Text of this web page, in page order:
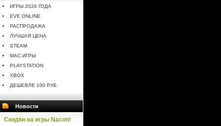
ИГРЫ 2026 ГОДА
EVE ONLINE
РАСПРОДАЖА
ЛУЧШАЯ ЦЕНА
STEAM
MAC ИГРЫ
PLAYSTATION
XBOX
ДЕШЕВЛЕ 100 РУБ
Новости
Скидки на игры Nacon!